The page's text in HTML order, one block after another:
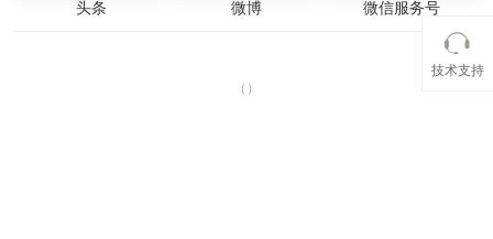
头条 微博 微信服务号
（ ）
技术支持